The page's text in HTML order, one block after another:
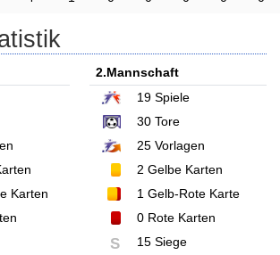
Karten
2.Mannschaft
19Spiele
30Tore
25Vorlagen
2 Gelbe Karten
1 Gelb-Rote Karte
0Rote Karten
S 15 Siege